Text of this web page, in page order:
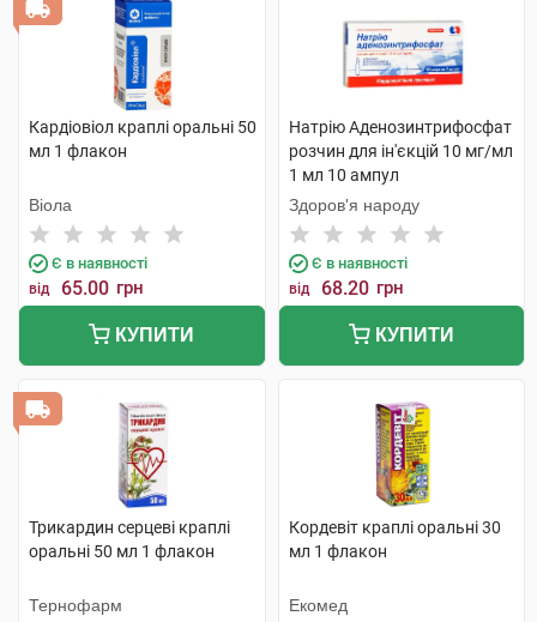
Кардіовіол краплі оральні 50
мл 1 флакон
Віола
Є в наявності
від 65.00 грн
КУПИТИ
Натрію Аденозинтрифосфат
розчин для ін'єкцій 10 мг/мл
1 мл 10 ампул
Здоров'я народу
Є в наявності
від 68.20 грн
КУПИТИ
Трикардин серцеві краплі
оральні 50 мл 1 флакон
Тернофарм
Кордевіт краплі оральні 30
мл 1 флакон
Екомед